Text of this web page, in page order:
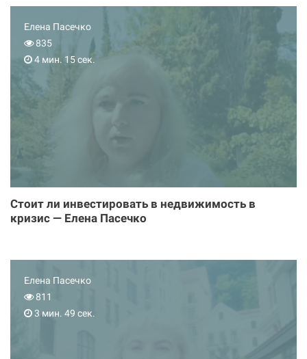
Елена Пасечко
835
4 мин. 15 сек.
Стоит ли инвестировать в недвижимость в
кризис — Елена Пасечко
Елена Пасечко
811
3 мин. 49 сек.